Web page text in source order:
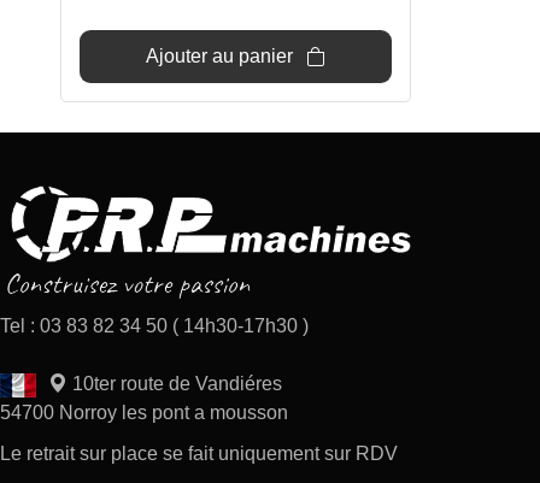
Ajouter au panier
Tel : 03 83 82 34 50 ( 14h30-17h30 )
10ter route de Vandiéres
54700 Norroy les pont a mousson
Le retrait sur place se fait uniquement sur RDV